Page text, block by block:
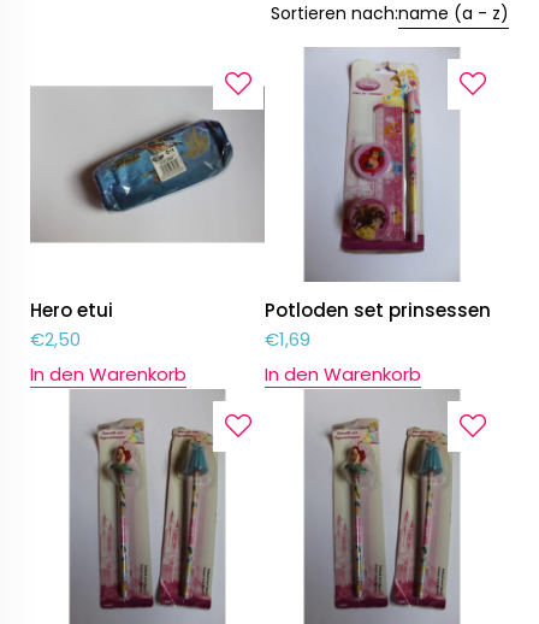
Sortieren nach:name (a - z)
Hero etui
€2,50
In den Warenkorb
Potloden set prinsessen
€1,69
In den Warenkorb